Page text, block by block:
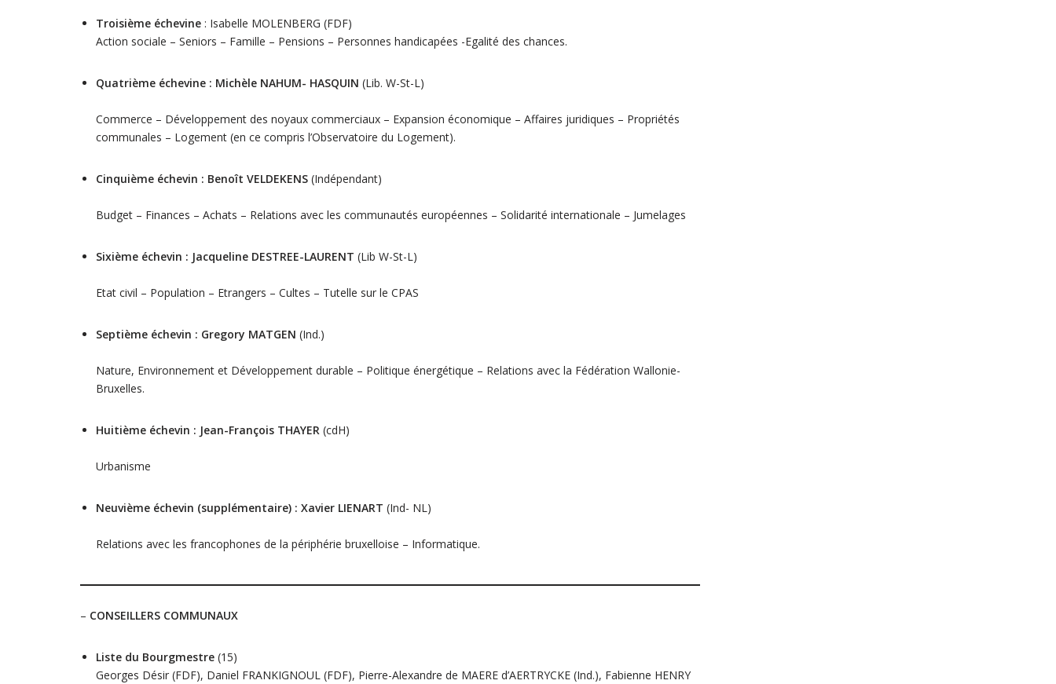
Troisième échevine : Isabelle MOLENBERG (FDF)
Action sociale – Seniors – Famille – Pensions – Personnes handicapées -Egalité des chances.
Quatrième échevine : Michèle NAHUM- HASQUIN (Lib. W-St-L)
Commerce – Développement des noyaux commerciaux – Expansion économique – Affaires juridiques – Propriétés
communales – Logement (en ce compris l’Observatoire du Logement).
Cinquième échevin : Benoît VELDEKENS (Indépendant)
Budget – Finances – Achats – Relations avec les communautés européennes – Solidarité internationale – Jumelages
Sixième échevin : Jacqueline DESTREE-LAURENT (Lib W-St-L)
Etat civil – Population – Etrangers – Cultes – Tutelle sur le CPAS
Septième échevin : Gregory MATGEN (Ind.)
Nature, Environnement et Développement durable – Politique énergétique – Relations avec la Fédération Wallonie-
Bruxelles.
Huitième échevin : Jean-François THAYER (cdH)
Urbanisme
Neuvième échevin (supplémentaire) : Xavier LIENART (Ind- NL)
Relations avec les francophones de la périphérie bruxelloise – Informatique.
– CONSEILLERS COMMUNAUX
Liste du Bourgmestre (15)
Georges Désir (FDF), Daniel FRANKIGNOUL (FDF), Pierre-Alexandre de MAERE d’AERTRYCKE (Ind.), Fabienne HENRY